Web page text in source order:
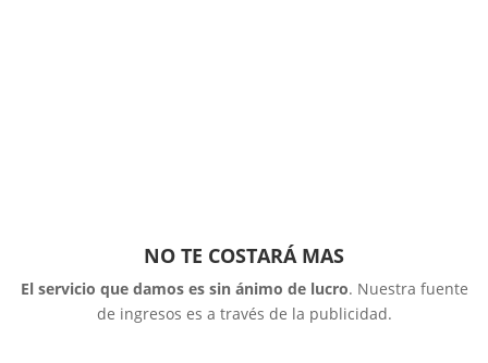
NO TE COSTARÁ MAS
El servicio que damos es sin ánimo de lucro. Nuestra fuente
de ingresos es a través de la publicidad.